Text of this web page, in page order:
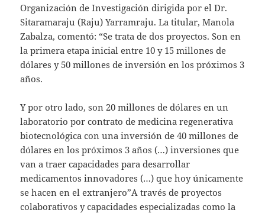
Organización de Investigación dirigida por el Dr.
Sitaramaraju (Raju) Yarramraju. La titular, Manola
Zabalza, comentó: “Se trata de dos proyectos. Son en
la primera etapa inicial entre 10 y 15 millones de
dólares y 50 millones de inversión en los próximos 3
años.
Y por otro lado, son 20 millones de dólares en un
laboratorio por contrato de medicina regenerativa
biotecnológica con una inversión de 40 millones de
dólares en los próximos 3 años (…) inversiones que
van a traer capacidades para desarrollar
medicamentos innovadores (…) que hoy únicamente
se hacen en el extranjero”A través de proyectos
colaborativos y capacidades especializadas como la